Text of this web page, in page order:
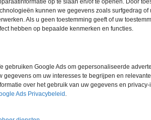
kunnen we gegevens zoals surfgedrag of
Als u geen toestemming geeft of uw
hebben op bepaalde kenmerken en functies.
gebruiken Google Ads om gepersonaliseerde
gegevens om uw interesses te begrijpen en
over het gebruik van uw gegevens en
Ads Privacybeleid .